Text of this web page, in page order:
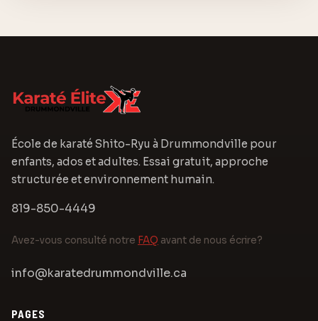
École de karaté Shito-Ryu à Drummondville pour
enfants, ados et adultes. Essai gratuit, approche
structurée et environnement humain.
819-850-4449
Avez-vous consulté notre FAQ avant de nous écrire?
info@karatedrummondville.ca
PAGES